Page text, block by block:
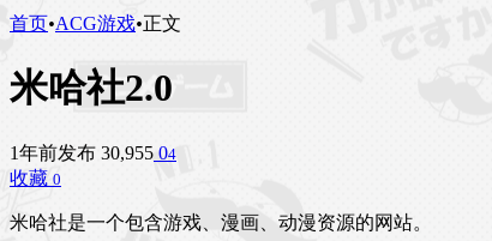
首页•ACG游戏•正文
米哈社2.0
1年前发布 30,955 04
收藏 0
米哈社是一个包含游戏、漫画、动漫资源的网站。